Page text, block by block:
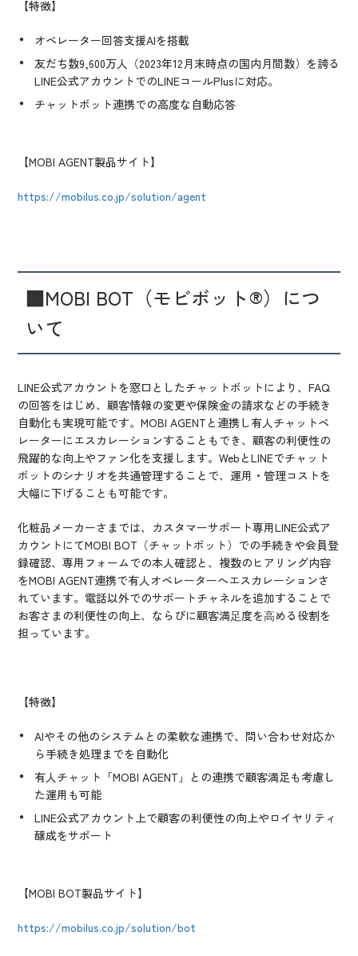
【特徴】
オペレーター回答支援AIを搭載
友だち数9,600万人（2023年12月末時点の国内月間数）を誇る
LINE公式アカウントでのLINEコールPlusに対応。
チャットボット連携での高度な自動応答
【MOBI AGENT製品サイト】
https://mobilus.co.jp/solution/agent
■MOBI BOT（モビボット®）につ
いて
LINE公式アカウントを窓口としたチャットボットにより、FAQ
の回答をはじめ、顧客情報の変更や保険金の請求などの手続き
自動化も実現可能です。MOBI AGENTと連携し有人チャットペ
レーターにエスカレーションすることもでき、顧客の利便性の
飛躍的な向上やファン化を支援します。WebとLINEでチャット
ボットのシナリオを共通管理することで、運用・管理コストを
大幅に下げることも可能です。
化粧品メーカーさまでは、カスタマーサポート専用LINE公式ア
カウントにてMOBI BOT（チャットボット）での手続きや会員登
録確認、専用フォームでの本人確認と、複数のヒアリング内容
をMOBI AGENT連携で有人オペレーターへエスカレーションさ
れています。電話以外でのサポートチャネルを追加することで
お客さまの利便性の向上、ならびに顧客満⾜度を⾼める役割を
担っています。
【特徴】
AIやその他のシステムとの柔軟な連携で、問い合わせ対応か
ら手続き処理までを自動化
有人チャット「MOBI AGENT」との連携で顧客満足も考慮し
た運用も可能
LINE公式アカウント上で顧客の利便性の向上やロイヤリティ
醸成をサポート
【MOBI BOT製品サイト】
https://mobilus.co.jp/solution/bot